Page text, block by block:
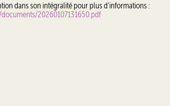
dans son intégralité pour plus d'informations :
20260107131650.pdf